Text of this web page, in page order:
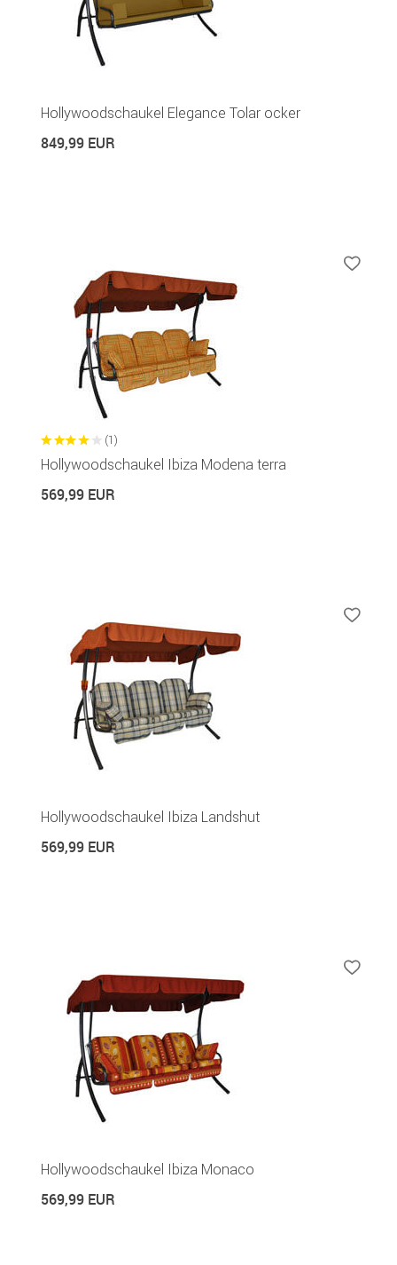
Hollywoodschaukel Elegance Tolar ocker
849,99 EUR
(1)
Hollywoodschaukel Ibiza Modena terra
569,99 EUR
Hollywoodschaukel Ibiza Landshut
569,99 EUR
Hollywoodschaukel Ibiza Monaco
569,99 EUR